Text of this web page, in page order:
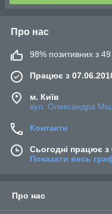
Про нас
98% позитивних з 49
Працює з
м. Київ
вул. Олександра
Контакти
Сьогодні працює з
Показати весь
Про нас